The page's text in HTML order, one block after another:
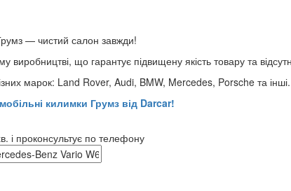
— чистий салон завжди!
що гарантує підвищену якість товару та
марок: Land Rover, Audi, BMW, Mercedes, Porsche та інші.
килимки Грумз від Darcar!
і проконсультує по телефону